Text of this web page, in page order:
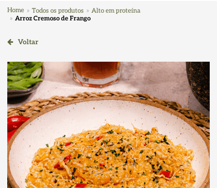
Home Todos os produtos
Alto em proteína
Arroz Cremoso de Frango
Voltar